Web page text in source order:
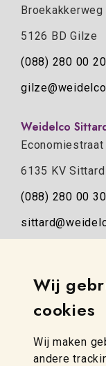
Wij
cookies
Wij maken
andere
Broekakkerweg
5126 BD Gilze
(088) 280 00 20
Weidelco
Economiestraat
6135 KV Sittard
(088) 280 00 30
Simon
8013 NB Zwolle